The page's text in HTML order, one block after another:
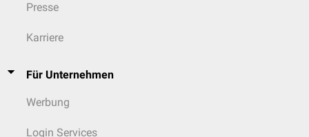
Presse
Karriere
Für Unternehmen
Werbung
Login Services